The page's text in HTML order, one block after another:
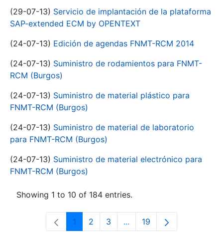
(29-07-13) Servicio de implantación de la plataforma
SAP-extended ECM by OPENTEXT
(24-07-13) Edición de agendas FNMT-RCM 2014
(24-07-13) Suministro de rodamientos para FNMT-
RCM (Burgos)
(24-07-13) Suministro de material plástico para
FNMT-RCM (Burgos)
(24-07-13) Suministro de material de laboratorio
para FNMT-RCM (Burgos)
(24-07-13) Suministro de material electrónico para
FNMT-RCM (Burgos)
Showing 1 to 10 of 184 entries.
Page
1 Page
2 Page
3 ...Intermediate Pages Use
Page
19